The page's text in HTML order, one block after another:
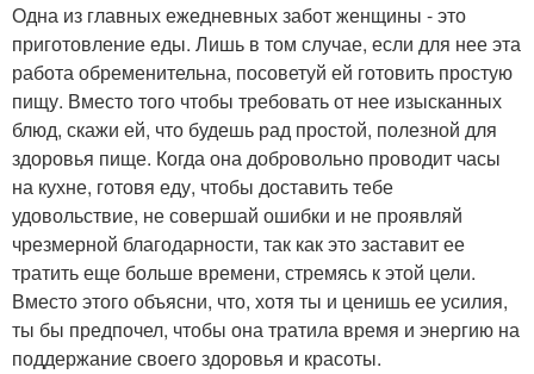
Одна из главных ежедневных забот женщины - это
приготовление еды. Лишь в том случае, если для нее эта
работа обременительна, посоветуй ей готовить простую
пищу. Вместо того чтобы требовать от нее изысканных
блюд, скажи ей, что будешь рад простой, полезной для
здоровья пище. Когда она добровольно проводит часы
на кухне, готовя еду, чтобы доставить тебе
удовольствие, не совершай ошибки и не проявляй
чрезмерной благодарности, так как это заставит ее
тратить еще больше времени, стремясь к этой цели.
Вместо этого объясни, что, хотя ты и ценишь ее усилия,
ты бы предпочел, чтобы она тратила время и энергию на
поддержание своего здоровья и красоты.